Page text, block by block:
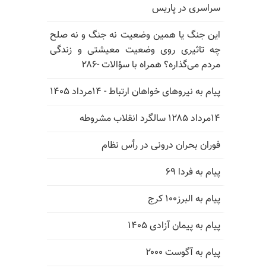
سراسری در پاریس
این جنگ یا همین وضعیت نه جنگ و نه صلح
چه تاثیری روی وضعیت معیشتی و زندگی
مردم می‌گذاره؟ همراه با سؤالات -۲۸۶
پیام به نیروهای خواهان ارتباط - ۱۴مرداد ۱۴۰۵
۱۴مرداد ۱۲۸۵ سالگرد انقلاب مشروطه
فوران بحران درونی در رأس نظام
پیام به فردا ۶۹
پیام به البرز۱۰۰ کرج
پیام به پیمان آزادی ۱۴۰۵
پیام به آگوست ۲۰۰۰